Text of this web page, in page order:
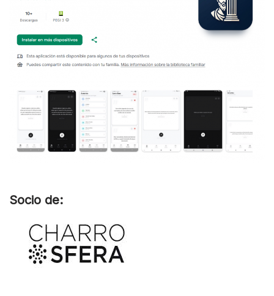
Socio de: